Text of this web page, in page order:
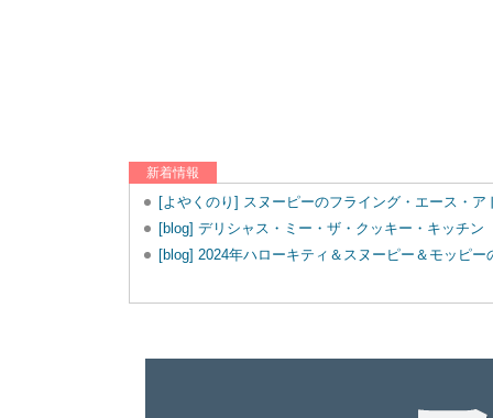
新着情報
[よやくのり] スヌーピーのフライング・エース・
[blog] デリシャス・ミー・ザ・クッキー・キッチン
[blog] 2024年ハローキティ＆スヌーピー＆モッピ